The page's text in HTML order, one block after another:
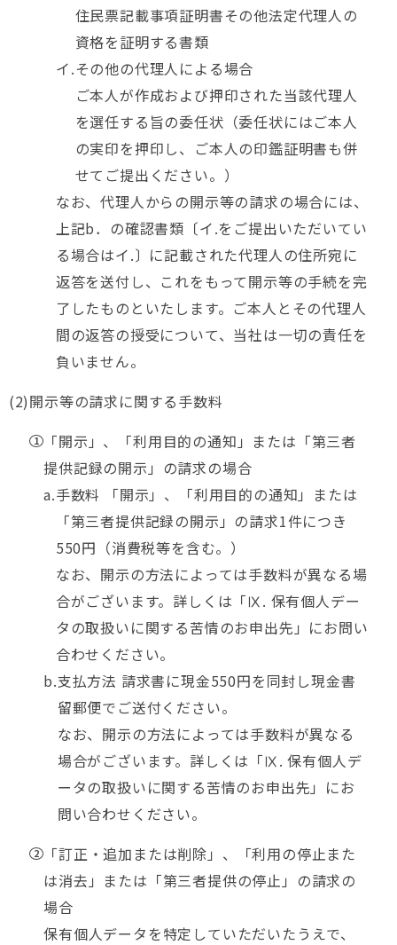
住民票記載事項証明書その他法定代理人の
資格を証明する書類
その他の代理人による場合
ご本人が作成および押印された当該代理人
を選任する旨の委任状（委任状にはご本人
の実印を押印し、ご本人の印鑑証明書も併
せてご提出ください。）
なお、代理人からの開示等の請求の場合には、
上記b．の確認書類〔イ.をご提出いただいてい
る場合はイ.〕に記載された代理人の住所宛に
返答を送付し、これをもって開示等の手続を完
了したものといたします。ご本人とその代理人
間の返答の授受について、当社は一切の責任を
負いません。
開示等の請求に関する手数料
「開示」、「利用目的の通知」または「第三者
提供記録の開示」の請求の場合
手数料 「開示」、「利用目的の通知」または
「第三者提供記録の開示」の請求1件につき
550円（消費税等を含む。）
なお、開示の方法によっては手数料が異なる場
合がございます。詳しくは「Ⅸ. 保有個人デー
タの取扱いに関する苦情のお申出先」にお問い
合わせください。
支払方法 請求書に現金550円を同封し現金書
留郵便でご送付ください。
なお、開示の方法によっては手数料が異なる
場合がございます。詳しくは「Ⅸ. 保有個人デ
ータの取扱いに関する苦情のお申出先」にお
問い合わせください。
「訂正・追加または削除」、「利用の停止また
は消去」または「第三者提供の停止」の請求の
場合
保有個人データを特定していただいたうえで、